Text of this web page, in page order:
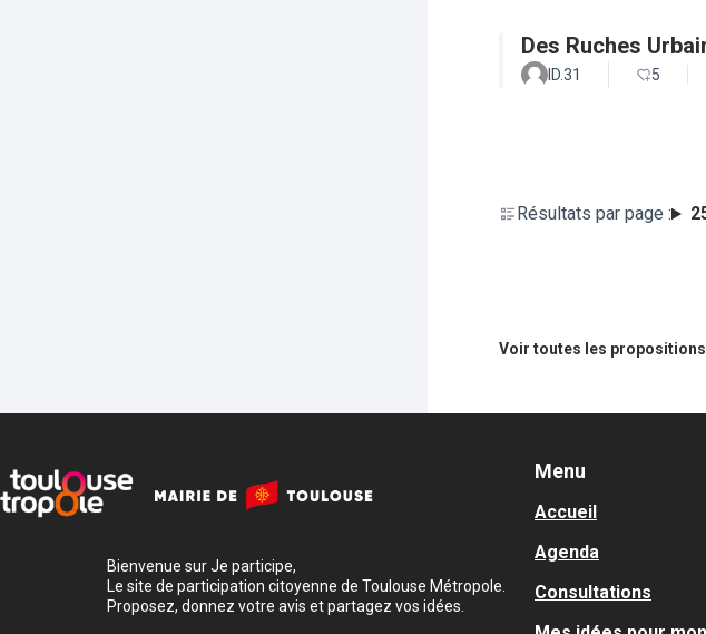
Des Ruches
ID.31 5
Résultats par page :
Voir toutes les
Bienvenue sur Je participe,
Le site de participation citoyenne de Toulouse Métropole.
Proposez, donnez votre avis et partagez vos idées.
Menu
Accueil
Agenda
Consultations